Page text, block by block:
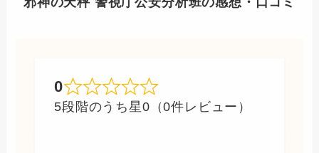
0
5段階のうち星0（0件レビュー）